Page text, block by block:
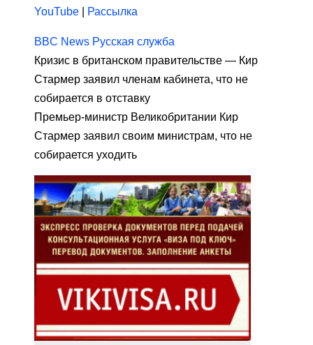
YouTube
Рассылка
BBC News Русская служба
Кризис в британском правительстве — Кир
Стармер заявил членам кабинета, что не
собирается в отставку
Премьер-министр Великобритании Кир
Стармер заявил своим министрам, что не
собирается уходить